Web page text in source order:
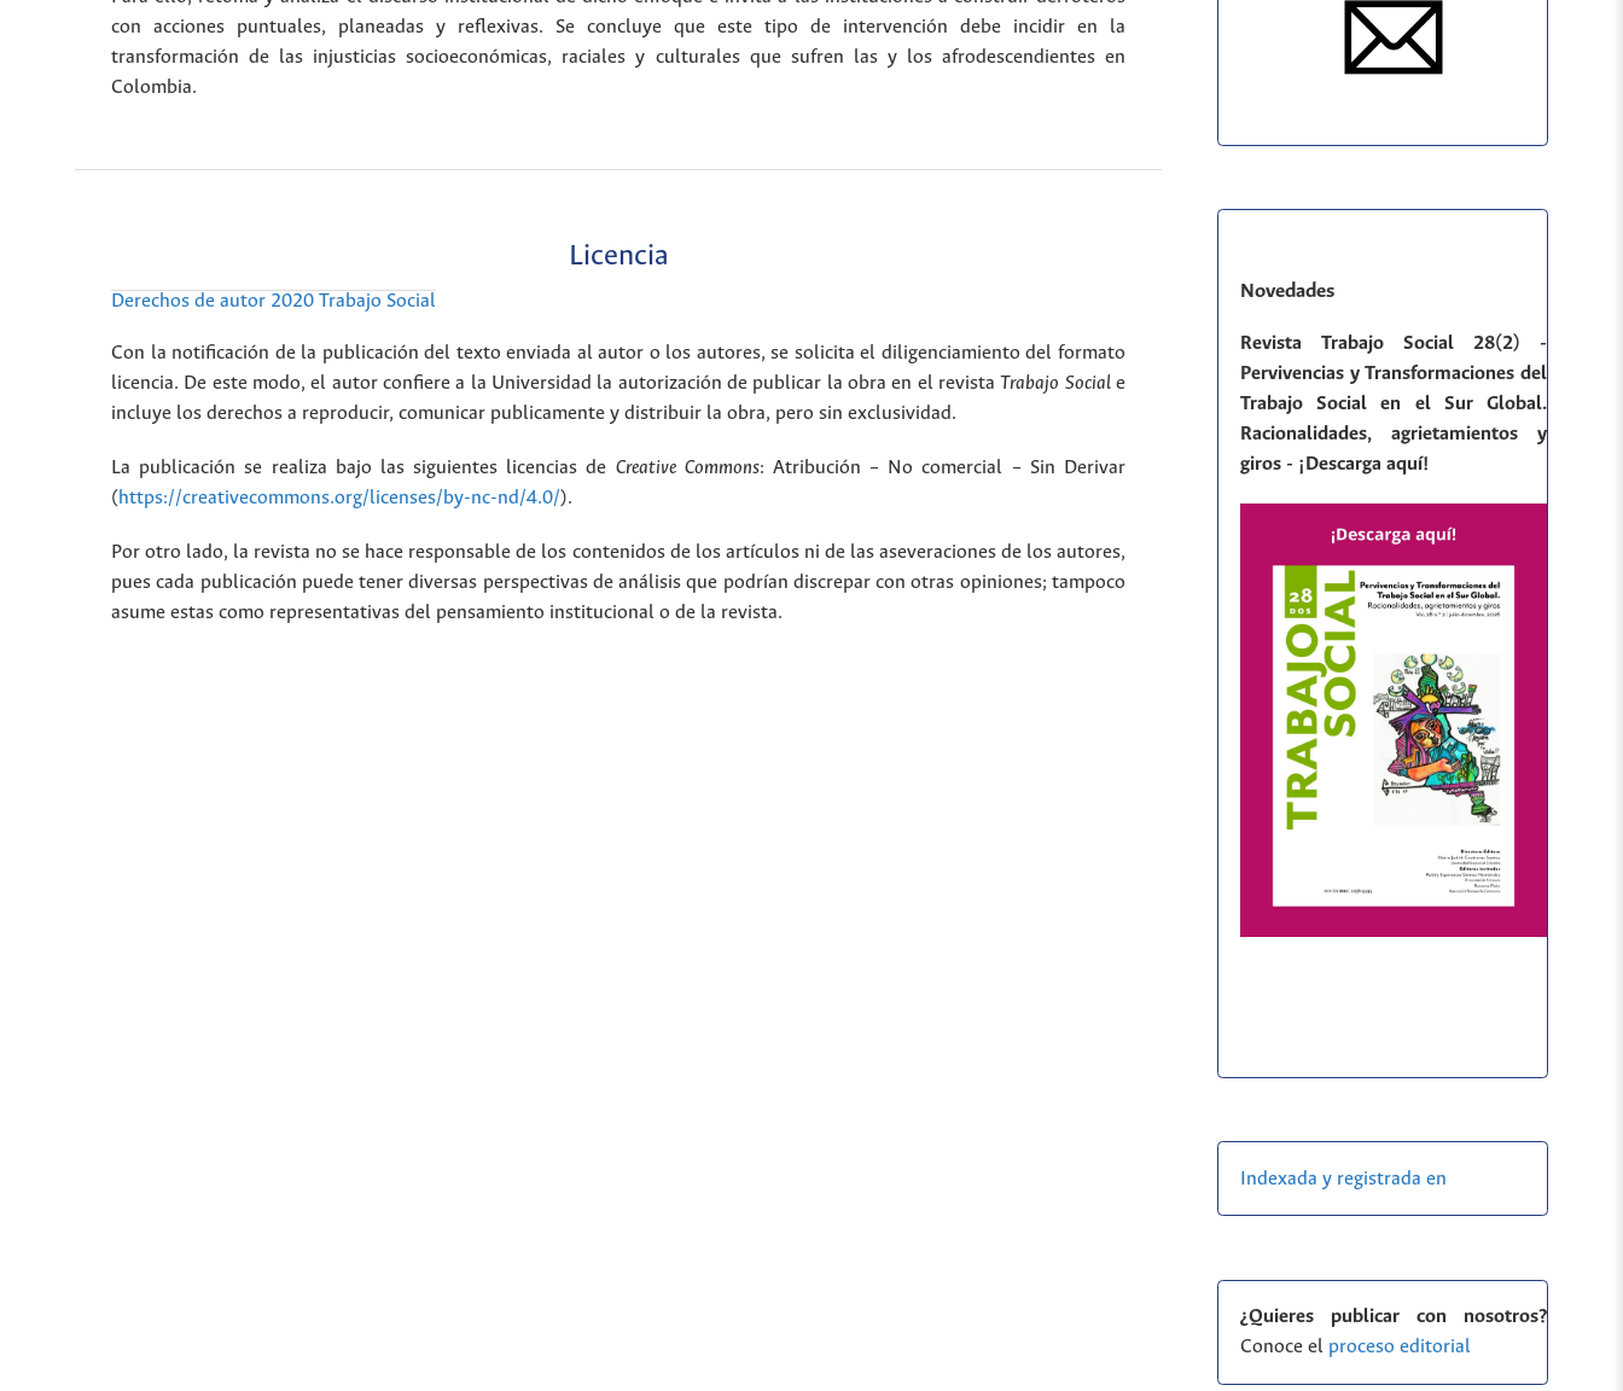
con acciones puntuales, planeadas y reflexivas. Se concluye que este tipo de intervención debe incidir en la
transformación de las injusticias socioeconómicas, raciales y culturales que sufren las y los afrodescendientes en
Colombia.
Licencia
Derechos de autor 2020 Trabajo Social
Con la notificación de la publicación del texto enviada al autor o los autores, se solicita el diligenciamiento del formato
licencia. De este modo, el autor confiere a la Universidad la autorización de publicar la obra en el revistaTrabajo Sociale
incluye los derechos a reproducir, comunicar publicamente y distribuir la obra, pero sin exclusividad.
La publicación se realiza bajo las siguientes licencias de Creative Commons: Atribución – No comercial – Sin Derivar
(https://creativecommons.org/licenses/by-nc-nd/4.0/).
Por otro lado, la revista no se hace responsable de los contenidos de los artículos ni de las aseveraciones de los autores,
pues cada publicación puede tener diversas perspectivas de análisis que podrían discrepar con otras opiniones; tampoco
asume estas como representativas del pensamiento institucional o de la revista.
Novedades
Revista Trabajo Social 28(2) -
Pervivencias y Transformaciones del
Trabajo Social en el Sur Global.
Racionalidades, agrietamientos y
giros - ¡Descarga aquí!
Indexada y registrada en
¿Quieres publicar con nosotros?
Conoce el proceso editorial